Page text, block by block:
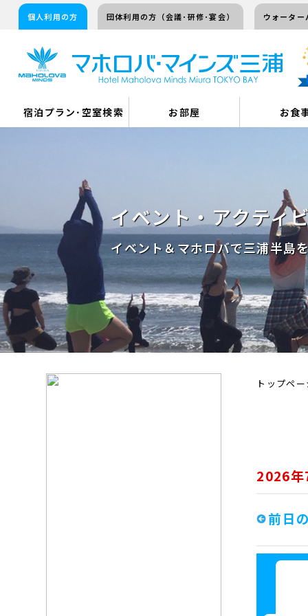
個人利用の方 団体利用の方（会議･研修･宴会） ウォーター
宿泊プラン･空室検索 お部屋 お食
イベント・アクティ
イベント＆マホロバで三浦半島
トップペ
2026年
前日